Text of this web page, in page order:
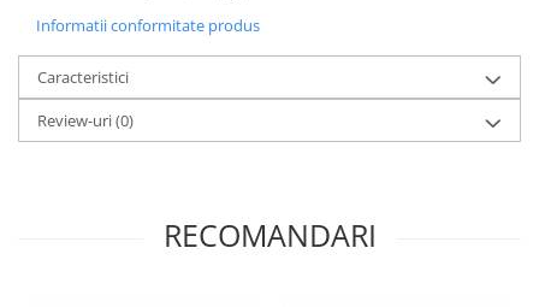
Informatii conformitate produs
Caracteristici
Review-uri(0)
RECOMANDARI